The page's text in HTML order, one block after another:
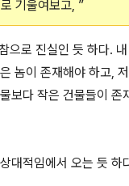
기울여보고, ”
으로 진실인 듯 하다.
놈이 존재해야 하고,
보다 작은 건물들이 존
대적임에서 오는 듯 하